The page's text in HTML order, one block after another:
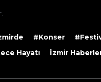
#Konser
Hayatı
İzmir